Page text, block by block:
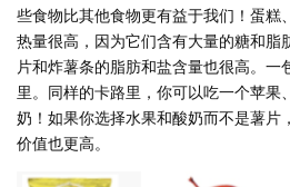
些食物比其他食物更有益于我们！蛋糕
热量很高，因为它们含有大量的糖和脂
片和炸薯条的脂肪和盐含量也很高。一
里。同样的卡路里，你可以吃一个苹果
奶！如果你选择水果和酸奶而不是薯片
价值也更高。